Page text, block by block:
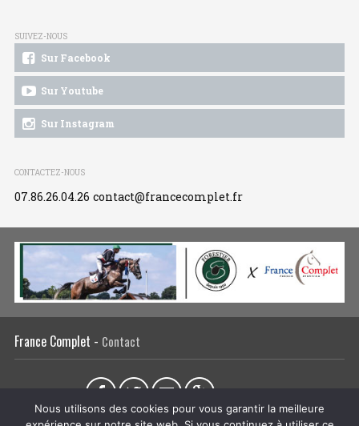
SUIVEZ-NOUS
Sur Facebook
Sur Youtube
Sur Instagram
CONTACTEZ-NOUS
07.86.26.04.26 contact@francecomplet.fr
France Complet - Contact
Nous utilisons des cookies pour vous garantir la meilleure